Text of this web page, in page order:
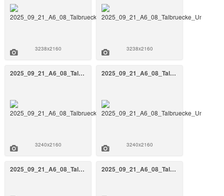
3238x2160 3238x2160
2025_09_21_A6_08_Talbruecke_Unterrieden_BW_808a_September_2025_50_FrankenAir.jpg
3240x2160
2025_09_21_A6_08_Talbruecke_Unterrieden_BW_808a_September_2025_48_FrankenAir.jpg
3240x2160
2025_09_21_A6_08_Talbruecke_Unterrieden_BW_808a_September_2025_47_FrankenAir.jpg 2025_09_21_A6_08_Talbruecke_Unterrieden_BW_808a_September_2025_46_FrankenAir.jpg